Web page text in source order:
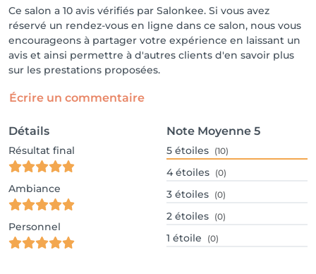
Ce salon a 10 avis vérifiés par Salonkee. Si vous avez
réservé un rendez-vous en ligne dans ce salon, nous vous
encourageons à partager votre expérience en laissant un
avis et ainsi permettre à d'autres clients d'en savoir plus
sur les prestations proposées.
Écrire un commentaire
Détails
Résultat final
Ambiance
Personnel
Note Moyenne 5
5 étoiles (10)
4 étoiles (0)
3 étoiles (0)
2 étoiles (0)
1 étoile (0)